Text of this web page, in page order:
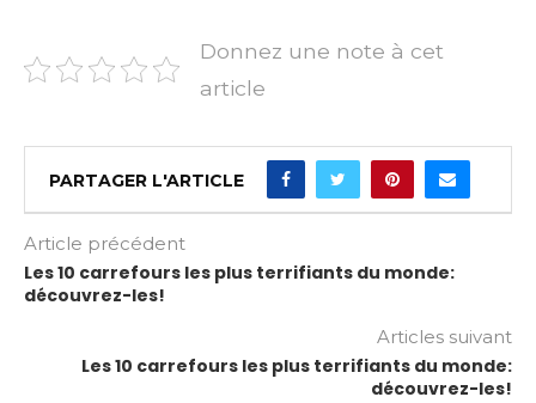
Donnez une note à cet
article
PARTAGER L'ARTICLE
Article précédent
Les 10 carrefours les plus terrifiants du monde:
découvrez-les!
Articles suivant
Les 10 carrefours les plus terrifiants du monde:
découvrez-les!